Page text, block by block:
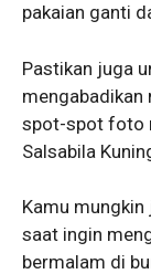
pakaian ganti
Pastikan juga
mengabadikan
spot-spot foto
Salsabila
Kamu mungkin
saat ingin
bermalam di